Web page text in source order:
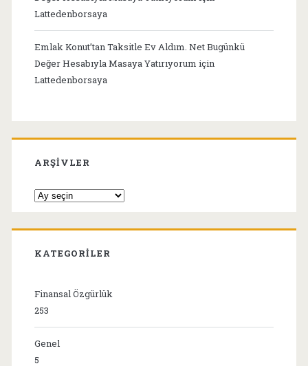
Lattedenborsaya
Emlak Konut’tan Taksitle Ev Aldım. Net Bugünkü
Değer Hesabıyla Masaya Yatırıyorum için
Lattedenborsaya
ARŞIVLER
Arşivler
KATEGORILER
Finansal Özgürlük
253
Genel
5